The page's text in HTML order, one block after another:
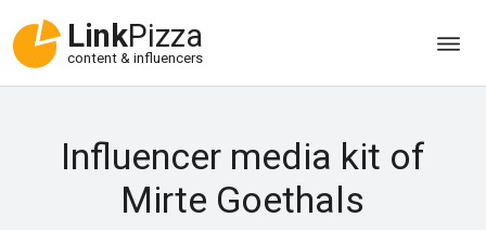
LinkPizza
content & influencers
Influencer media kit of
Mirte Goethals